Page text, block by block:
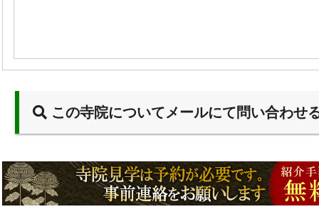
この寺院についてメールにて問い合わせ